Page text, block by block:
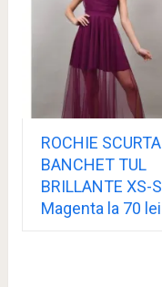
ROCHIE SCURTA
BANCHET TUL
BRILLANTE XS-S
Magenta la 70 lei